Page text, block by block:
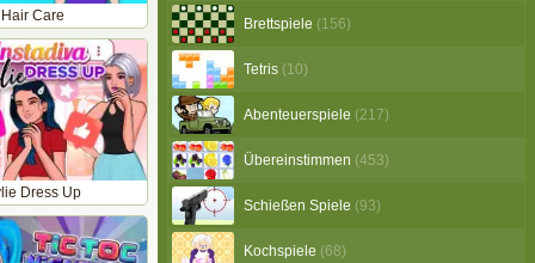
Care
Dress Up
Brettspiele (156)
Tetris (10)
Abenteuerspiele (217)
Übereinstimmen (453)
Schießen Spiele (93)
Kochspiele (68)